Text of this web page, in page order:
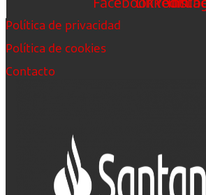
Política de privacidad
Política de cookies
Contacto